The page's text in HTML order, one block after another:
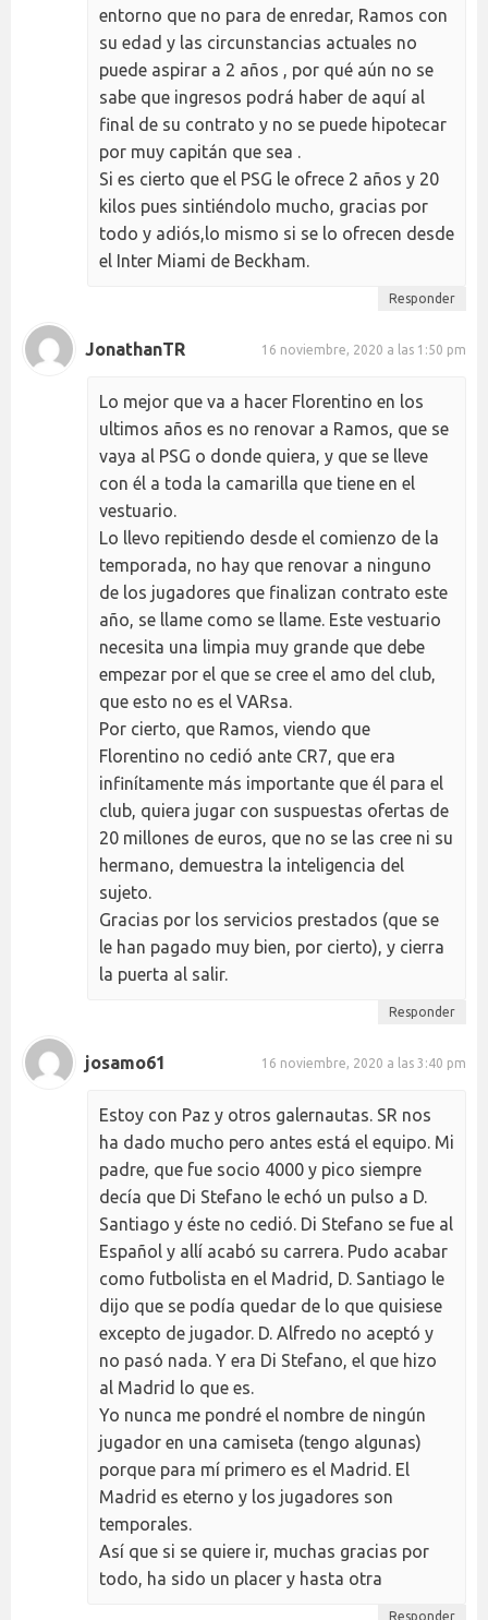
entorno que no para de enredar, Ramos con
su edad y las circunstancias actuales no
puede aspirar a 2 años , por qué aún no se
sabe que ingresos podrá haber de aquí al
final de su contrato y no se puede hipotecar
por muy capitán que sea .
Si es cierto que el PSG le ofrece 2 años y 20
kilos pues sintiéndolo mucho, gracias por
todo y adiós,lo mismo si se lo ofrecen desde
el Inter Miami de Beckham.
Responder
JonathanTR 16 noviembre, 2020 a las 1:50 pm
Lo mejor que va a hacer Florentino en los
ultimos años es no renovar a Ramos, que se
vaya al PSG o donde quiera, y que se lleve
con él a toda la camarilla que tiene en el
vestuario.
Lo llevo repitiendo desde el comienzo de la
temporada, no hay que renovar a ninguno
de los jugadores que finalizan contrato este
año, se llame como se llame. Este vestuario
necesita una limpia muy grande que debe
empezar por el que se cree el amo del club,
que esto no es el VARsa.
Por cierto, que Ramos, viendo que
Florentino no cedió ante CR7, que era
infinítamente más importante que él para el
club, quiera jugar con suspuestas ofertas de
20 millones de euros, que no se las cree ni su
hermano, demuestra la inteligencia del
sujeto.
Gracias por los servicios prestados (que se
le han pagado muy bien, por cierto), y cierra
la puerta al salir.
Responder
josamo61 16 noviembre, 2020 a las 3:40 pm
Estoy con Paz y otros galernautas. SR nos
ha dado mucho pero antes está el equipo. Mi
padre, que fue socio 4000 y pico siempre
decía que Di Stefano le echó un pulso a D.
Santiago y éste no cedió. Di Stefano se fue al
Español y allí acabó su carrera. Pudo acabar
como futbolista en el Madrid, D. Santiago le
dijo que se podía quedar de lo que quisiese
excepto de jugador. D. Alfredo no aceptó y
no pasó nada. Y era Di Stefano, el que hizo
al Madrid lo que es.
Yo nunca me pondré el nombre de ningún
jugador en una camiseta (tengo algunas)
porque para mí primero es el Madrid. El
Madrid es eterno y los jugadores son
temporales.
Así que si se quiere ir, muchas gracias por
todo, ha sido un placer y hasta otra
Responder